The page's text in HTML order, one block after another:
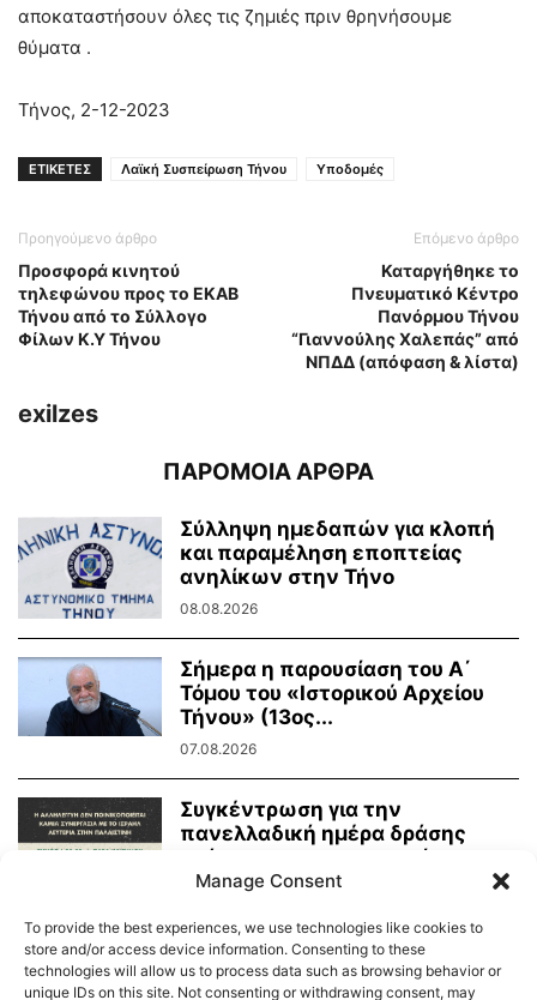
αποκαταστήσουν όλες τις ζημιές πριν θρηνήσουμε
θύματα .
Τήνος, 2-12-2023
ΕΤΙΚΕΤΕΣ Λαϊκή Συσπείρωση Τήνου Υποδομές
Προηγούμενο άρθρο
Προσφορά κινητού
τηλεφώνου προς το ΕΚΑΒ
Τήνου από το Σύλλογο
Φίλων Κ.Υ Τήνου
Επόμενο άρθρο
Καταργήθηκε το
Πνευματικό Κέντρο
Πανόρμου Τήνου
“Γιαννούλης Χαλεπάς” από
ΝΠΔΔ (απόφαση & λίστα)
exilzes
ΠΑΡΟΜΟΙΑ ΑΡΘΡΑ
Σύλληψη ημεδαπών για κλοπή
και παραμέληση εποπτείας
ανηλίκων στην Τήνο
08.08.2026
Σήμερα η παρουσίαση του Α΄
Τόμου του «Ιστορικού Αρχείου
Τήνου» (13ος...
07.08.2026
Συγκέντρωση για την
πανελλαδική ημέρα δράσης
ενάντια στην γενοκτονία στην
Παλαιστίνη
Manage Consent
To provide the best experiences, we use technologies like cookies to
store and/or access device information. Consenting to these
technologies will allow us to process data such as browsing behavior or
unique IDs on this site. Not consenting or withdrawing consent, may